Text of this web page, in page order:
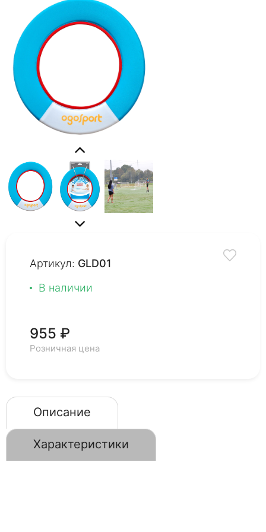
Артикул: GLD01
В наличии
955 ₽
Розничная цена
Описание
Характеристики